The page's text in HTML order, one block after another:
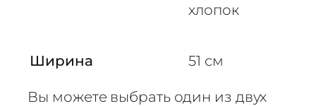
хлопок
Ширина 51 см
Вы можете выбрать один из двух